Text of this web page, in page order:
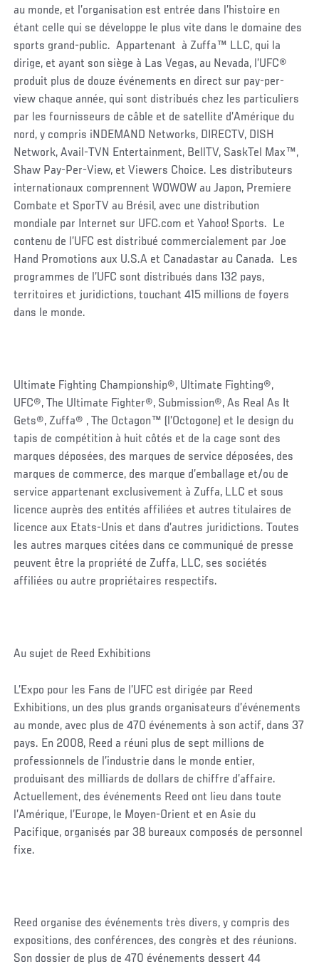
au monde, et l’organisation est entrée dans l’histoire en
étant celle qui se développe le plus vite dans le domaine des
sports grand-public. Appartenant à Zuffa™ LLC, qui la
dirige, et ayant son siège à Las Vegas, au Nevada, l’UFC®
produit plus de douze événements en direct sur pay-per-
view chaque année, qui sont distribués chez les particuliers
par les fournisseurs de câble et de satellite d’Amérique du
nord, y compris iNDEMAND Networks, DIRECTV, DISH
Network, Avail-TVN Entertainment, BellTV, SaskTel Max™,
Shaw Pay-Per-View, et Viewers Choice. Les distributeurs
internationaux comprennent WOWOW au Japon, Premiere
Combate et SporTV au Brésil, avec une distribution
mondiale par Internet sur UFC.com et Yahoo! Sports. Le
contenu de l’UFC est distribué commercialement par Joe
Hand Promotions aux U.S.A et Canadastar au Canada. Les
programmes de l’UFC sont distribués dans 132 pays,
territoires et juridictions, touchant 415 millions de foyers
dans le monde.
Ultimate Fighting Championship®, Ultimate Fighting®,
UFC®, The Ultimate Fighter®, Submission®, As Real As It
Gets®, Zuffa® , The Octagon™ (l’Octogone) et le design du
tapis de compétition à huit côtés et de la cage sont des
marques déposées, des marques de service déposées, des
marques de commerce, des marque d’emballage et/ou de
service appartenant exclusivement à Zuffa, LLC et sous
licence auprès des entités affiliées et autres titulaires de
licence aux Etats-Unis et dans d’autres juridictions. Toutes
les autres marques citées dans ce communiqué de presse
peuvent être la propriété de Zuffa, LLC, ses sociétés
affiliées ou autre propriétaires respectifs.
Au sujet de Reed Exhibitions
L’Expo pour les Fans de l’UFC est dirigée par Reed
Exhibitions, un des plus grands organisateurs d’événements
au monde, avec plus de 470 événements à son actif, dans 37
pays. En 2008, Reed a réuni plus de sept millions de
professionnels de l’industrie dans le monde entier,
produisant des milliards de dollars de chiffre d’affaire.
Actuellement, des événements Reed ont lieu dans toute
l’Amérique, l’Europe, le Moyen-Orient et en Asie du
Pacifique, organisés par 38 bureaux composés de personnel
fixe.
Reed organise des événements très divers, y compris des
expositions, des conférences, des congrès et des réunions.
Son dossier de plus de 470 événements dessert 44